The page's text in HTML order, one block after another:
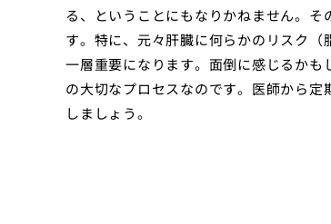
る、ということにもなりかねません。
す。特に、元々肝臓に何らかのリスク
一層重要になります。面倒に感じるか
の大切なプロセスなのです。医師から
しましょう。